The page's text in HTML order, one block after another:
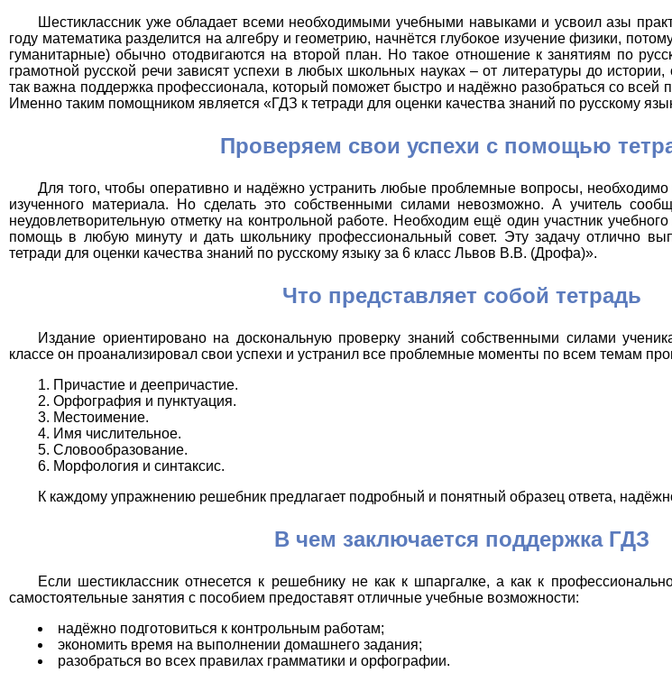
Шестиклассник уже обладает всеми необходимыми учебными навыками и усвоил азы
году математика разделится на алгебру и геометрию, начнётся глубокое изучение физики,
гуманитарные) обычно отодвигаются на второй план. Но такое отношение к занятиям по
грамотной русской речи зависят успехи в любых школьных науках – от литературы до
так важна поддержка профессионала, который поможет быстро и надёжно разобраться со всей
Именно таким помощником является «ГДЗ к тетради для оценки качества знаний по русскому
Проверяем свои успехи с помощью
Для того, чтобы оперативно и надёжно устранить любые проблемные вопросы, необходимо
изученного материала. Но сделать это собственными силами невозможно. А учитель
неудовлетворительную отметку на контрольной работе. Необходим ещё один участник
помощь в любую минуту и дать школьнику профессиональный совет. Эту задачу отлично
тетради для оценки качества знаний по русскому языку за 6 класс Львов В.В. (Дрофа)».
Что представляет собой тетрадь
Издание ориентировано на доскональную проверку знаний собственными силами
классе он проанализировал свои успехи и устранил все проблемные моменты по всем темам
Причастие и деепричастие.
Орфография и пунктуация.
Местоимение.
Имя числительное.
Словообразование.
Морфология и синтаксис.
К каждому упражнению решебник предлагает подробный и понятный образец ответа,
В чем заключается поддержка ГДЗ
Если шестиклассник отнесется к решебнику не как к шпаргалке, а как к
самостоятельные занятия с пособием предоставят отличные учебные возможности:
надёжно подготовиться к контрольным работам;
экономить время на выполнении домашнего задания;
разобраться во всех правилах грамматики и орфографии.